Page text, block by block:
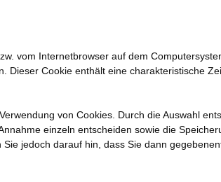
vom Internetbrowser auf dem
Cookie enthält eine charakteristische
von Cookies. Durch die Auswahl
einzeln entscheiden sowie die
jedoch darauf hin, dass Sie dann